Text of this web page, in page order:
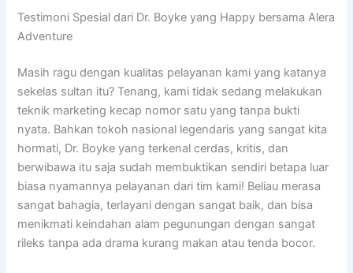
Testimoni Spesial dari Dr. Boyke yang Happy bersama Alera
Adventure
Masih ragu dengan kualitas pelayanan kami yang katanya
sekelas sultan itu? Tenang, kami tidak sedang melakukan
teknik marketing kecap nomor satu yang tanpa bukti
nyata. Bahkan tokoh nasional legendaris yang sangat kita
hormati, Dr. Boyke yang terkenal cerdas, kritis, dan
berwibawa itu saja sudah membuktikan sendiri betapa luar
biasa nyamannya pelayanan dari tim kami! Beliau merasa
sangat bahagia, terlayani dengan sangat baik, dan bisa
menikmati keindahan alam pegunungan dengan sangat
rileks tanpa ada drama kurang makan atau tenda bocor.